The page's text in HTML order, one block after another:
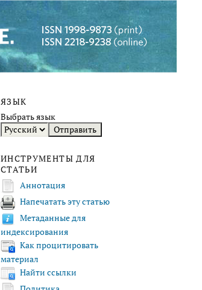
ЯЗЫК
Выбрать язык
ИНСТРУМЕНТЫ ДЛЯ
СТАТЬИ
Аннотация
Напечатать эту статью
Метаданные для
индексирования
Как процитировать
материал
Найти ссылки